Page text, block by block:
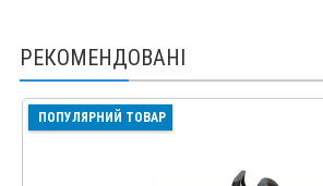
РЕКОМЕНДОВАНІ
ПОПУЛЯРНИЙ ТОВАР